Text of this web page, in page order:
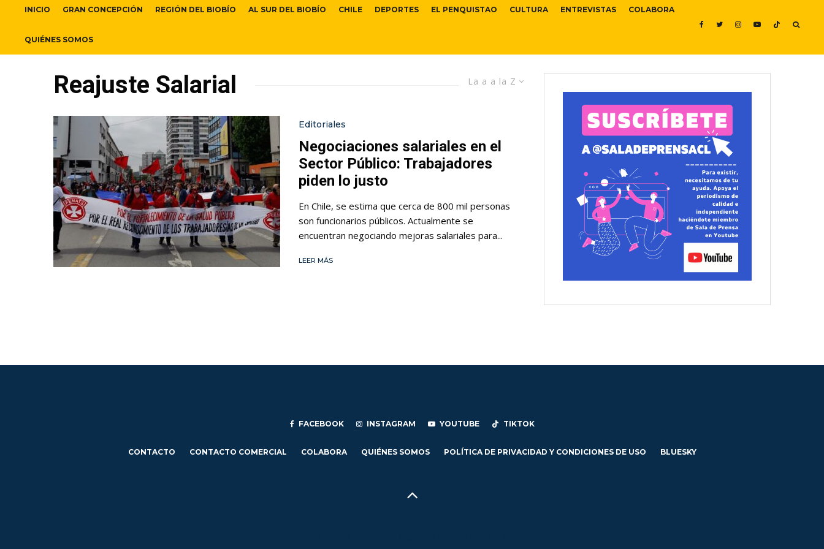
INICIO GRAN CONCEPCIÓN REGIÓN DEL BIOBÍO AL SUR DEL BIOBÍO CHILE DEPORTES EL PENQUISTAO CULTURA ENTREVISTAS COLABORA
QUIÉNES SOMOS
La a a la Z
Reajuste Salarial
Editoriales
Negociaciones salariales en el
Sector Público: Trabajadores
piden lo justo
En Chile, se estima que cerca de 800 mil personas
son funcionarios públicos. Actualmente se
encuentran negociando mejoras salariales para...
LEER MÁS
FACEBOOK INSTAGRAM YOUTUBE TIKTOK
CONTACTO CONTACTO COMERCIAL COLABORA QUIÉNES SOMOS POLÍTICA DE PRIVACIDAD Y CONDICIONES DE USO BLUESKY